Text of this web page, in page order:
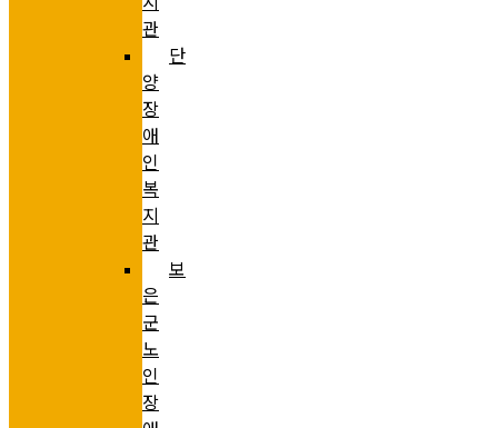
관
단
양
장
애
인
복
지
관
보
은
군
노
인
장